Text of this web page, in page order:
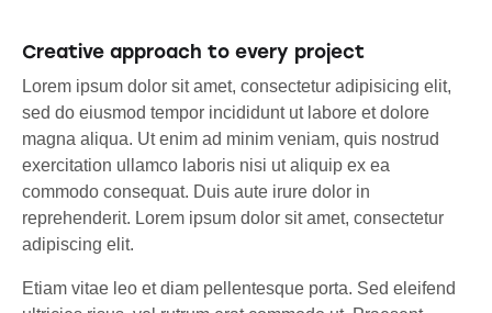
Creative approach to every project
Lorem ipsum dolor sit amet, consectetur adipisicing elit,
sed do eiusmod tempor incididunt ut labore et dolore
magna aliqua. Ut enim ad minim veniam, quis nostrud
exercitation ullamco laboris nisi ut aliquip ex ea
commodo consequat. Duis aute irure dolor in
reprehenderit. Lorem ipsum dolor sit amet, consectetur
adipiscing elit.
Etiam vitae leo et diam pellentesque porta. Sed eleifend